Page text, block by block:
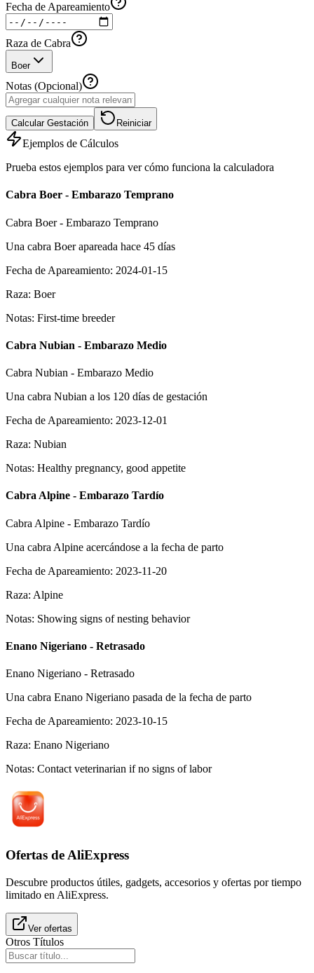
Fecha de Apareamiento
Raza de Cabra
Boer
Notas (Opcional)
Calcular Gestación Reiniciar
Ejemplos de Cálculos
Prueba estos ejemplos para ver cómo funciona la calculadora
Cabra Boer - Embarazo Temprano
Cabra Boer - Embarazo Temprano
Una cabra Boer apareada hace 45 días
Fecha de Apareamiento: 2024-01-15
Raza: Boer
Notas: First-time breeder
Cabra Nubian - Embarazo Medio
Cabra Nubian - Embarazo Medio
Una cabra Nubian a los 120 días de gestación
Fecha de Apareamiento: 2023-12-01
Raza: Nubian
Notas: Healthy pregnancy, good appetite
Cabra Alpine - Embarazo Tardío
Cabra Alpine - Embarazo Tardío
Una cabra Alpine acercándose a la fecha de parto
Fecha de Apareamiento: 2023-11-20
Raza: Alpine
Notas: Showing signs of nesting behavior
Enano Nigeriano - Retrasado
Enano Nigeriano - Retrasado
Una cabra Enano Nigeriano pasada de la fecha de parto
Fecha de Apareamiento: 2023-10-15
Raza: Enano Nigeriano
Notas: Contact veterinarian if no signs of labor
Ofertas de AliExpress
Descubre productos útiles, gadgets, accesorios y ofertas por tiempo
limitado en AliExpress.
Ver ofertas
Otros Títulos